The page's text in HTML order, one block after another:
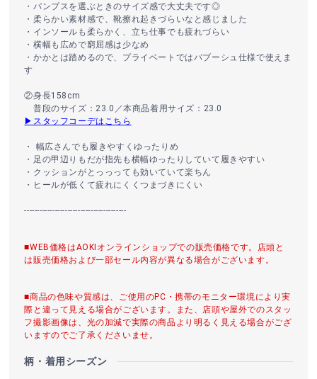
・パンプスを選ぶときのサイズ感で大丈夫です◎
・柔らかい素材感で、靴擦れ起きづらいなと感じました
・インソールも柔らかく、立ち仕事でも疲れづらい
・横幅も広めで窮屈感は少なめ
・かかとは踏めるので、プライベートではバブーシュ仕様で使えま
す
②身長158cm
普段のサイズ：23.0／本商品着用サイズ：23.0
▶スタッフコーデはこちら
・ 幅広さんでも履きやすくゆったりめ
・足の甲辺りもだが指先も横幅ゆったりしていて履きやすい
・クッションがとっっっても効いていて楽ちん
・ヒールが低くて疲れにくくつまづきにくい
----------------------------------------
■WEB価格はAOKIオンラインショップでの販売価格です。店頭と
は販売価格および一部セール内容が異なる場合がございます。
■商品の色味や質感は、ご使用のPC・携帯のモニター環境により実
際と違って見える場合がございます。また、店頭や屋外でのスタッ
フ撮影画像は、光の加減で実際の商品より明るく見える場合がござ
いますのでご了承くださいませ。
柄・着用シーズン